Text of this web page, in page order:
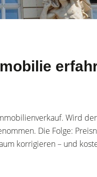
Wird
Die Folge:
korrigieren – und